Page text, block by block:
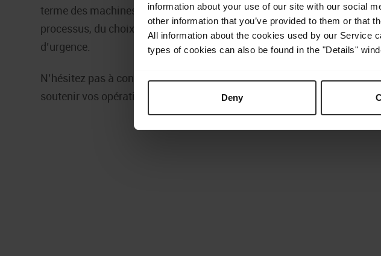
information about your use of our site with our social
other information that you’ve provided to them or that
All information about the cookies used by our Service
types of cookies can also be found in the "Details"
Deny
terme des machines remises à neuf. Nous accompagnons nos clients
processus, du choix de la bonne machine à son entretien, en passant
d’urgence.
N’hésitez pas à contacter notre équipe pour en savoir plus sur la
soutenir vos opérations commerciales.